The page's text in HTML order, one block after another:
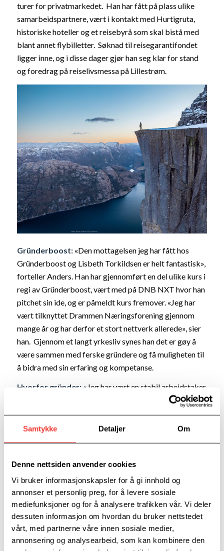
Samtykke Detaljer Om
Denne nettsiden anvender cookies
Vi bruker informasjonskapsler for å gi innhold og
annonser et personlig preg, for å levere sosiale
mediefunksjoner og for å analysere trafikken vår. Vi deler
dessuten informasjon om hvordan du bruker nettstedet
vårt, med partnerne våre innen sosiale medier,
annonsering og analysearbeid, som kan kombinere den
turer for privatmarkedet. Han har fått på plass ulike
samarbeidspartnere, vært i kontakt med Hurtigruta,
historiske hoteller og et reisebyrå som skal bistå med
blant annet flybilletter. Søknad til reisegarantifondet
ligger inne, og i disse dager gjør han seg klar for stand
og foredrag på reiselivsmessa på Lillestrøm.
Gründerboost:«Den mottagelsen jeg har fått hos
Gründerboost og Lisbeth Torkildsen er helt fantastisk»,
forteller Anders. Han har gjennomført en del ulike kurs i
regi av Gründerboost, vært med på DNB NXT hvor han
pitchet sin ide, og er påmeldt kurs fremover. «Jeg har
vært tilknyttet Drammen Næringsforening gjennom
mange år og har derfor et stort nettverk allerede», sier
han. Gjennom et langt yrkesliv synes han det er gøy å
være sammen med ferske gründere og få muligheten til
å bidra med sin erfaring og kompetanse.
Hvorfor gründer: « Jeg har vært en stabil arbeidstaker
på alle tidligere arbeidsplasser. Vært der i 10-12 år»,
forteller Anders. Når jeg har sluttet har det vært pga
personlige årsaker eller omstrukturering i bedriften.
raskere organisasjoner». «Ved å jobbe med
Norgesreiser AS er jeg på jobb 24/7, men det er bare
gøy. Jeg liker utfordringer og har lyst til å realisere den
drømmen jeg har hatt», forteller han. «Jeg er ferdig med
rutinejobbing, ansvar for andre ansatte og
rapportskriving»